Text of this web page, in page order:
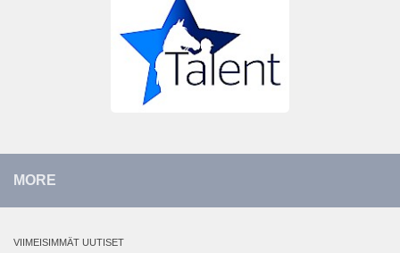
MORE
VIIMEISIMMÄT UUTISET